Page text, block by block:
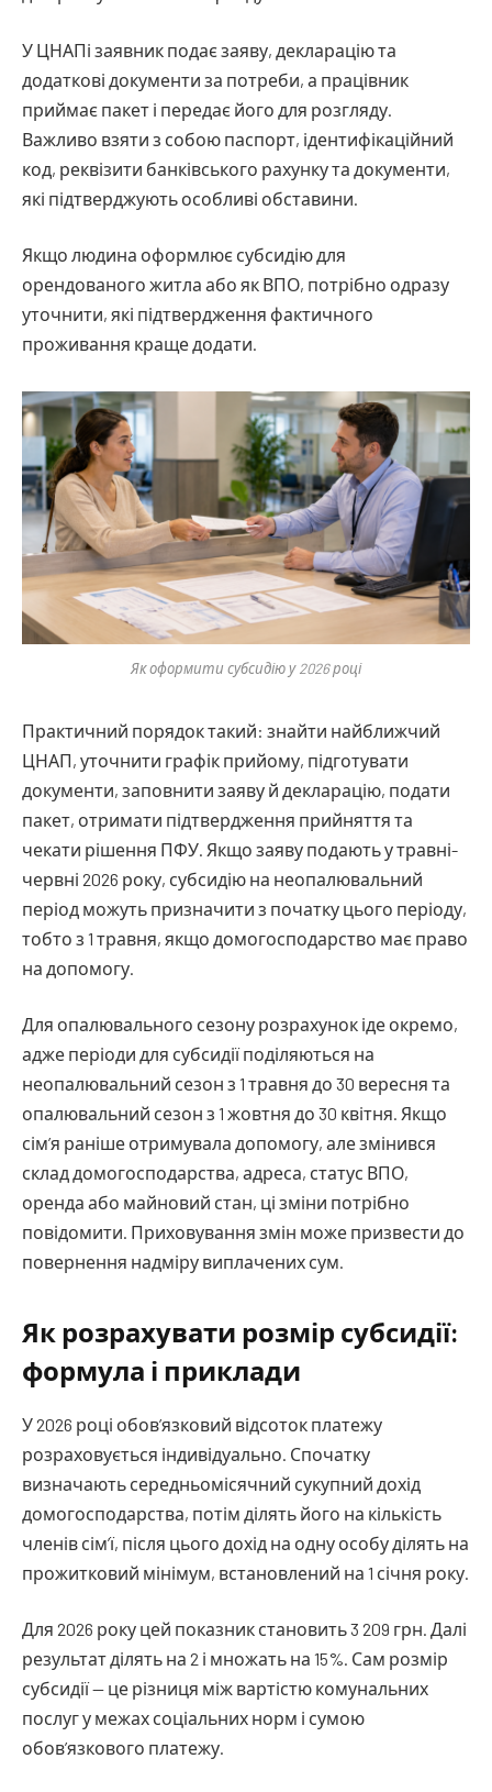
У ЦНАПі заявник подає заяву, декларацію та
додаткові документи за потреби, а працівник
приймає пакет і передає його для розгляду.
Важливо взяти з собою паспорт, ідентифікаційний
код, реквізити банківського рахунку та документи,
які підтверджують особливі обставини.
Якщо людина оформлює субсидію для
орендованого житла або як ВПО, потрібно одразу
уточнити, які підтвердження фактичного
проживання краще додати.
Як оформити субсидію у 2026 році
Практичний порядок такий: знайти найближчий
ЦНАП, уточнити графік прийому, підготувати
документи, заповнити заяву й декларацію, подати
пакет, отримати підтвердження прийняття та
чекати рішення ПФУ. Якщо заяву подають у травні-
червні 2026 року, субсидію на неопалювальний
період можуть призначити з початку цього періоду,
тобто з 1 травня, якщо домогосподарство має право
на допомогу.
Для опалювального сезону розрахунок іде окремо,
адже періоди для субсидії поділяються на
неопалювальний сезон з 1 травня до 30 вересня та
опалювальний сезон з 1 жовтня до 30 квітня. Якщо
сім’я раніше отримувала допомогу, але змінився
склад домогосподарства, адреса, статус ВПО,
оренда або майновий стан, ці зміни потрібно
повідомити. Приховування змін може призвести до
повернення надміру виплачених сум.
Як розрахувати розмір субсидії:
формула і приклади
У 2026 році обов’язковий відсоток платежу
розраховується індивідуально. Спочатку
визначають середньомісячний сукупний дохід
домогосподарства, потім ділять його на кількість
членів сім’ї, після цього дохід на одну особу ділять на
прожитковий мінімум, встановлений на 1 січня року.
Для 2026 року цей показник становить 3 209 грн. Далі
результат ділять на 2 і множать на 15%. Сам розмір
субсидії — це різниця між вартістю комунальних
послуг у межах соціальних норм і сумою
обов’язкового платежу.